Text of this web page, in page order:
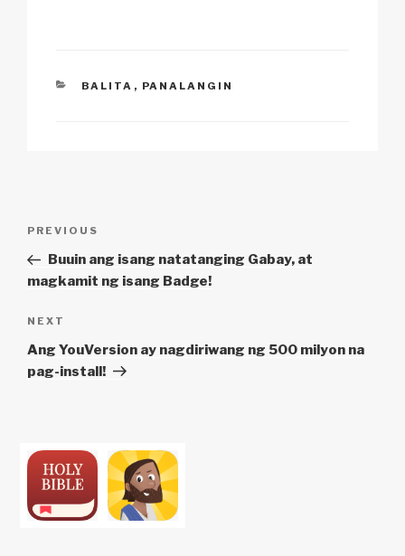
CATEGORIES
BALITA , PANALANGIN
Previous
Post
PREVIOUS
Buuin ang isang natatanging Gabay, at
magkamit ng isang Badge!
Next
Post
NEXT
Ang YouVersion ay nagdiriwang ng 500 milyon na
pag-install!